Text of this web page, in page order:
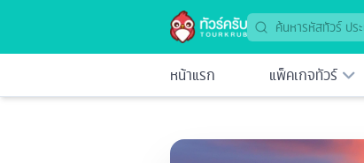
หน้าแรก แพ็คเกจทัวร์